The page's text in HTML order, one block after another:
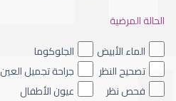
الشبكية الصباغي
الحالة المرضية
الماء الأبيض
الجلوكوما
تصحيح النظر
جراحة تجميل العين
فحص نظر
عيون الأطفال